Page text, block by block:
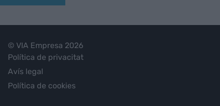
© VIA Empresa 2026
Política de privacitat
Avís legal
Política de cookies